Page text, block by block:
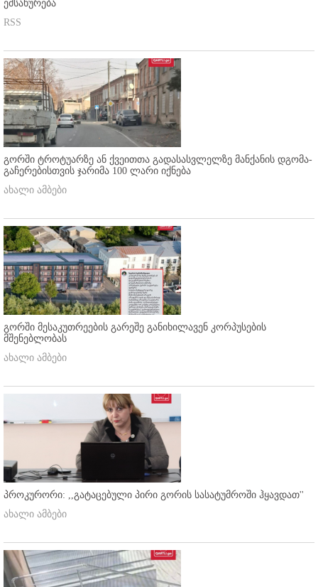
ემსახურება
RSS
გორში ტროტუარზე ან ქვეითთა გადასასვლელზე მანქანის დგომა-
გაჩერებისთვის ჯარიმა 100 ლარი იქნება
ახალი ამბები
გორში მესაკუთრეების გარეშე განიხილავენ კორპუსების
მშენებლობას
ახალი ამბები
პროკურორი: ,,გატაცებული პირი გორის სასატუმროში ჰყავდათ''
ახალი ამბები